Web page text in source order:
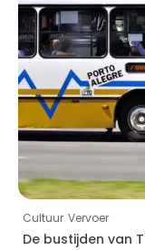
Cultuur Vervoer
De bustijden van